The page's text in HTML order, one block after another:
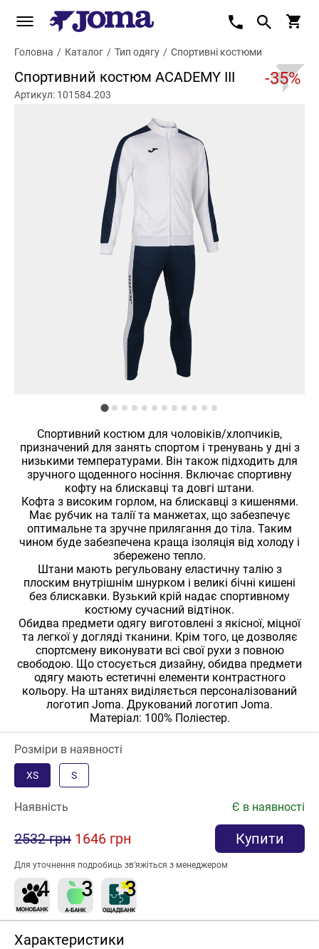
Головна / Каталог / Тип одягу / Спортивні костюми
Спортивний костюм ACADEMY III -35%
Артикул: 101584.203
Спортивний костюм для чоловіків/хлопчиків,
призначений для занять спортом і тренувань у дні з
низькими температурами. Він також підходить для
зручного щоденного носіння. Включає спортивну
кофту на блискавці та довгі штани.
Кофта з високим горлом, на блискавці з кишенями.
Має рубчик на талії та манжетах, що забезпечує
оптимальне та зручне прилягання до тіла. Таким
чином буде забезпечена краща ізоляція від холоду і
збережено тепло.
Штани мають регульовану еластичну талію з
плоским внутрішнім шнурком і великі бічні кишені
без блискавки. Вузький крій надає спортивному
костюму сучасний відтінок.
Обидва предмети одягу виготовлені з якісної, міцної
та легкої у догляді тканини. Крім того, це дозволяє
спортсмену виконувати всі свої рухи з повною
свободою. Що стосується дизайну, обидва предмети
одягу мають естетичні елементи контрастного
кольору. На штанях виділяється персоналізований
логотип Joma. Друкований логотип Joma.
Матеріал: 100% Поліестер.
Розміри в наявності
XS S
Наявність Є в наявності
2532 грн 1646 грн Купити
Для уточнення подробиць зв’яжіться з менеджером
Характеристики